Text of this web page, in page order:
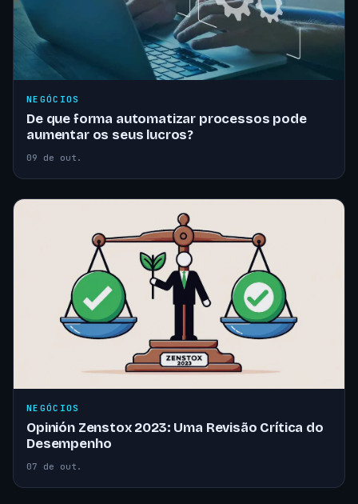
NEGÓCIOS
De que forma automatizar processos pode
aumentar os seus lucros?
09 de out.
NEGÓCIOS
Opinión Zenstox 2023: Uma Revisão Crítica do
Desempenho
07 de out.